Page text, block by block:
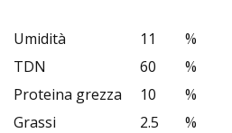
Umidità 11
%
TDN
60
%
Proteina grezza
10
%
Grassi
2.5
%